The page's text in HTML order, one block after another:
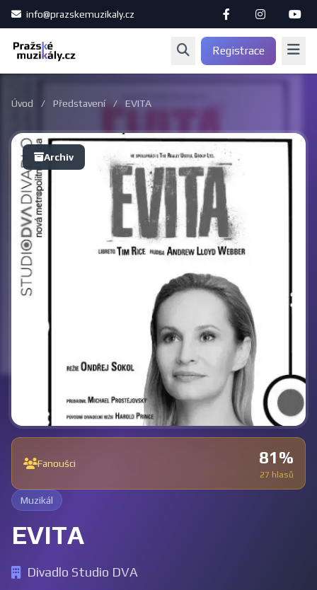
info@prazskemuzikaly.cz
Registrace
Úvod / Představení / EVITA
Archiv
Fanoušci 81%
27 hlasů
Muzikál
EVITA
Divadlo Studio DVA